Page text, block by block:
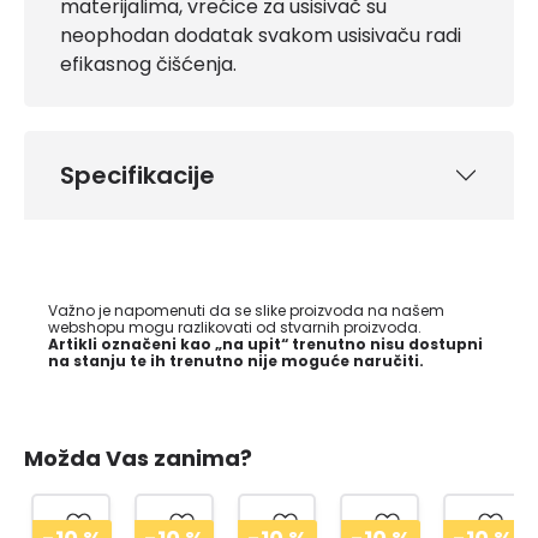
materijalima, vrećice za usisivač su
neophodan dodatak svakom usisivaču radi
efikasnog čišćenja.
Specifikacije
Važno je napomenuti da se slike proizvoda na našem
webshopu mogu razlikovati od stvarnih proizvoda.
Artikli označeni kao „na upit“ trenutno nisu dostupni
na stanju te ih trenutno nije moguće naručiti.
Možda Vas zanima?